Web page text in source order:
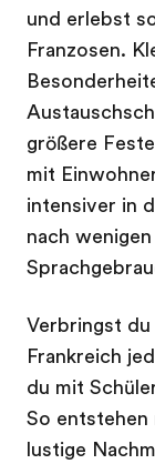
und erlebst
Franzosen.
größere
mit
intensiver in
nach
Verbringst
Frankreich
du mit
So entstehen
lustige